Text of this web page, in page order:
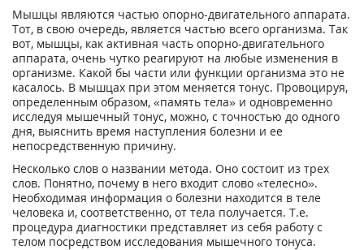
Мышцы являются частью опорно-двигательного аппарата.
Тот, в свою очередь, является частью всего организма. Так
вот, мышцы, как активная часть опорно-двигательного
аппарата, очень чутко реагируют на любые изменения в
организме. Какой бы части или функции организма это не
касалось. В мышцах при этом меняется тонус. Провоцируя,
определенным образом, «память тела» и одновременно
исследуя мышечный тонус, можно, с точностью до одного
дня, выяснить время наступления болезни и ее
непосредственную причину.
Несколько слов о названии метода. Оно состоит из трех
слов. Понятно, почему в него входит слово «телесно».
Необходимая информация о болезни находится в теле
человека и, соответственно, от тела получается. Т.е.
процедура диагностики представляет из себя работу с
телом посредством исследования мышечного тонуса.